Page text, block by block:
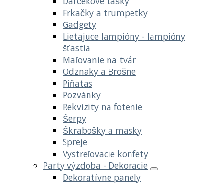
Frkačky a trumpetky
Gadgety
Lietajúce lampióny - lampióny
šťastia
Maľovanie na tvár
Odznaky a Brošne
Piňatas
Pozvánky
Rekvizity na fotenie
Šerpy
Škrabošky a masky
Spreje
Vystreľovacie konfety
Party výzdoba - Dekoracie
Dekoratívne panely